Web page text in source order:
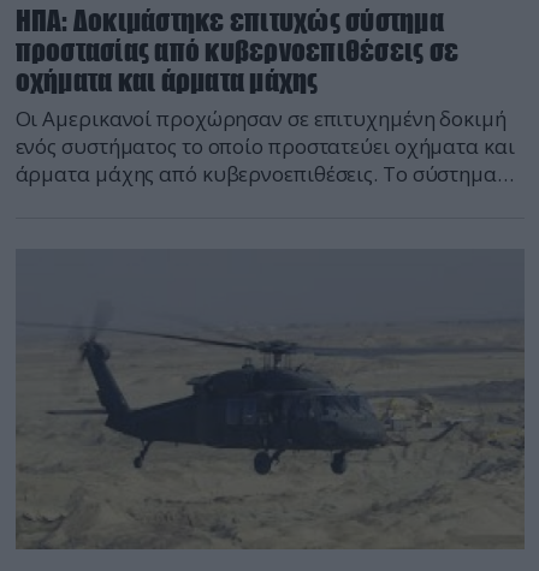
HΠΑ: Δοκιμάστηκε επιτυχώς σύστημα
προστασίας από κυβερνοεπιθέσεις σε
οχήματα και άρματα μάχης
Οι Αμερικανοί προχώρησαν σε επιτυχημένη δοκιμή
ενός συστήματος το οποίο προστατεύει οχήματα και
άρματα μάχης από κυβερνοεπιθέσεις. Το σύστημα
σύστημα διαχειρίζεται όλες […]